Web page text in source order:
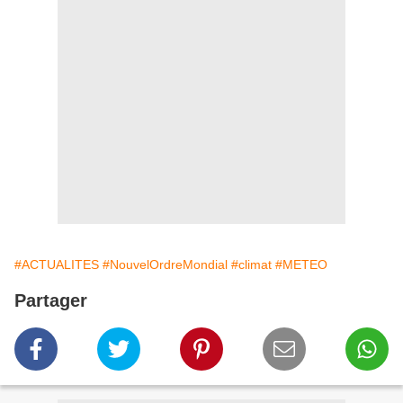
#ACTUALITES #NouvelOrdreMondial #climat #METEO
Partager